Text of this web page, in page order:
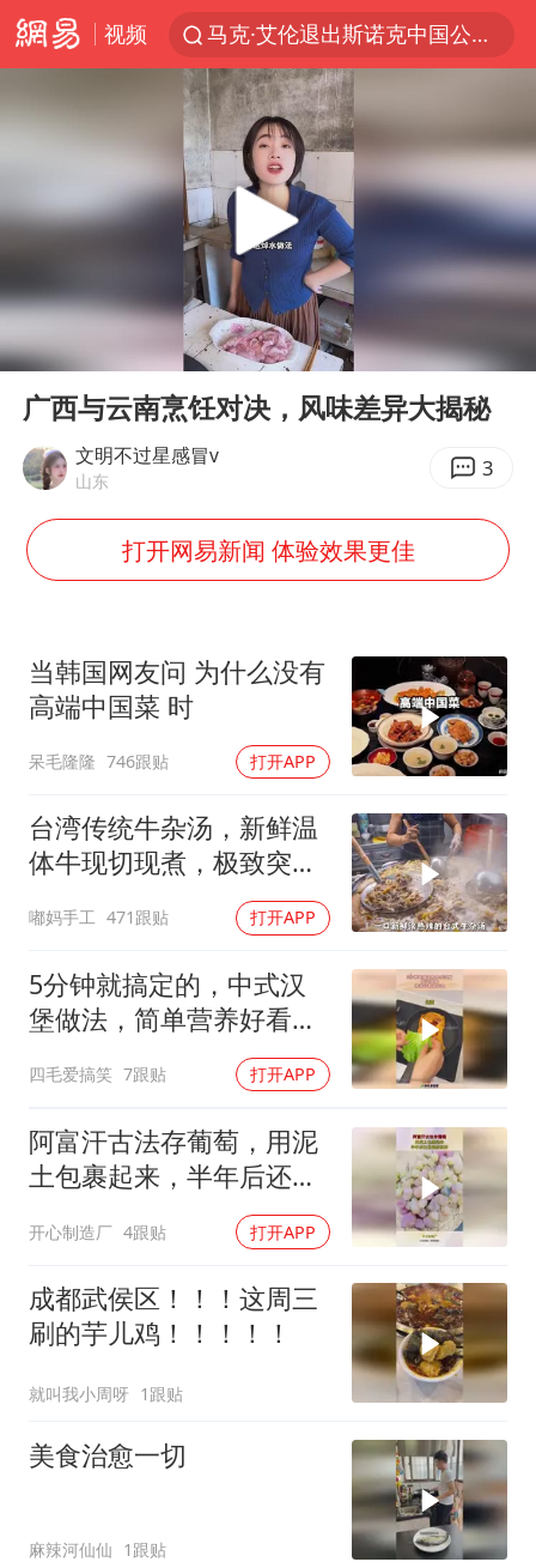
视频
马克·艾伦退出斯诺克中国公开赛
央视新主播李秋莹孙亚鹏亮相
情侣平潭拍日出坠崖1死1伤
老挝国会主席赛宋蓬逝世
黄金牛市回来了吗
《欢迎来龙餐馆》口碑
茅台部分直营店飞天茅台提价
白海豚将正面袭击贯穿浙江
杭州全市有序停课
商场现钱学森巨幅海报 负责人回应
“不怕六爷挂得多 就怕六爷挂一颗”
微信又有新功能，你可以“撤回”你的撤回了！
乐享全民健身 共筑健康中国
Play
01:06
广西与云南烹饪对决，风味差异大揭秘
文明不过星感冒v
山东 3
打开网易新闻 体验效果更佳
当韩国网友问 为什么没有
高端中国菜 时
呆毛隆隆 746跟贴 打开APP
台湾传统牛杂汤，新鲜温
体牛现切现煮，极致突出
嘟妈手工 471跟贴 打开APP
5分钟就搞定的，中式汉
堡做法，简单营养好看又
四毛爱搞笑 7跟贴 打开APP
阿富汗古法存葡萄，用泥
土包裹起来，半年后还是
开心制造厂 4跟贴 打开APP
成都武侯区！！！这周三
刷的芋儿鸡！！！！！
就叫我小周呀 1跟贴
美食治愈一切
麻辣河仙仙 1跟贴